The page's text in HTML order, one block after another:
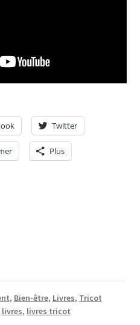
Twitter
Plus
, Bien-être, Livres, Tricot
livres, livres tricot